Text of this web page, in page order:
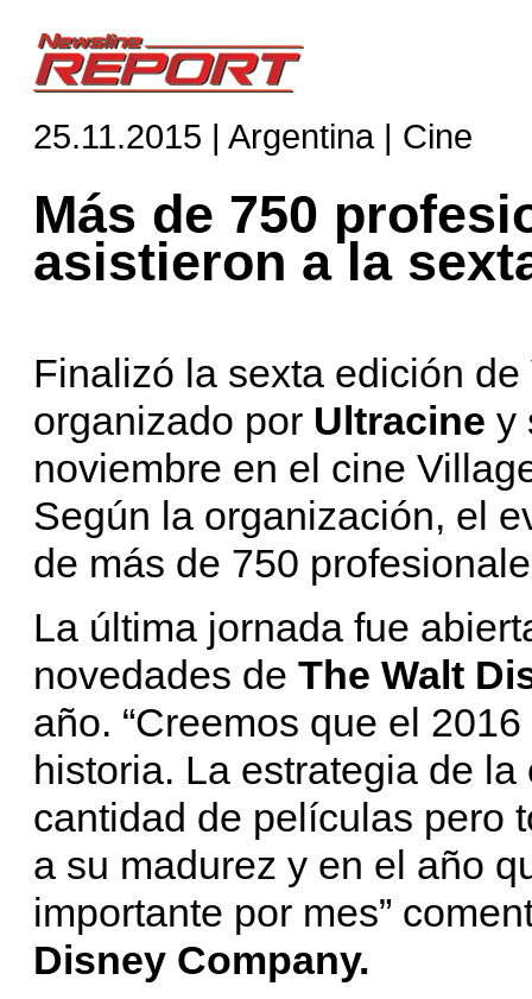
25.11.2015 | Argentina | Cine
Más de 750
asistieron a la
Finalizó la sexta edición
organizado por Ultracine y
noviembre en el cine
Según la organización, el
de más de 750
La última jornada fue
novedades de The Walt
año. “Creemos que el
historia. La estrategia de
cantidad de películas pero
a su madurez y en el año
importante por mes”
Disney Company.